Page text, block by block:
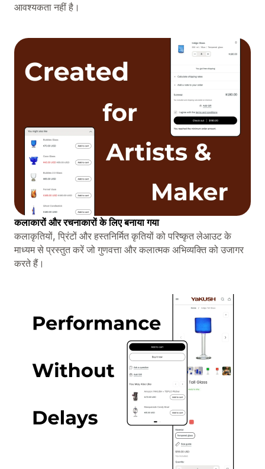
आवश्यकता नहीं है।
कलाकारों और रचनाकारों के लिए बनाया गया
कलाकृतियों, प्रिंटों और हस्तनिर्मित कृतियों को परिष्कृत लेआउट के
माध्यम से प्रस्तुत करें जो गुणवत्ता और कलात्मक अभिव्यक्ति को उजागर
करते हैं।